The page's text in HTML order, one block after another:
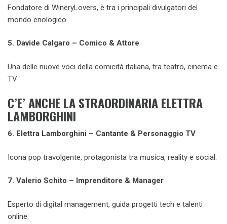
Fondatore di WineryLovers, è tra i principali divulgatori del
mondo enologico.
5. Davide Calgaro – Comico & Attore
Una delle nuove voci della comicità italiana, tra teatro, cinema e
TV.
C’E’ ANCHE LA STRAORDINARIA ELETTRA
LAMBORGHINI
6. Elettra Lamborghini – Cantante & Personaggio TV
Icona pop travolgente, protagonista tra musica, reality e social.
7. Valerio Schito – Imprenditore & Manager
Esperto di digital management, guida progetti tech e talenti
online.